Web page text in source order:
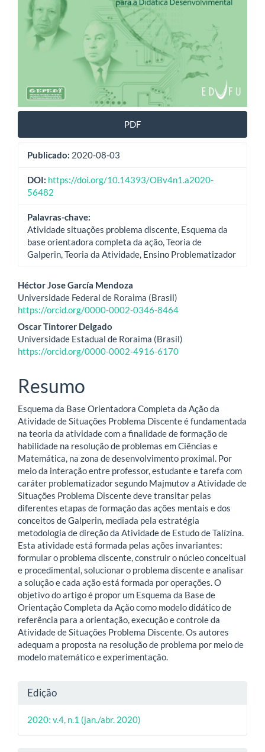
PDF
Publicado: 2020-08-03
DOI: https://doi.org/10.14393/OBv4n1.a2020-
56482
Palavras-chave:
Atividade situações problema discente, Esquema da
base orientadora completa da ação, Teoria de
Galperin, Teoria da Atividade, Ensino Problematizador
Conteúdo
do
artigo
principal
Héctor Jose García Mendoza
Universidade Federal de Roraima (Brasil)
https://orcid.org/0000-0002-0346-8464
Oscar Tintorer Delgado
Universidade Estadual de Roraima (Brasil)
https://orcid.org/0000-0002-4916-6170
Resumo
Esquema da Base Orientadora Completa da Ação da
Atividade de Situações Problema Discente é fundamentada
na teoria da atividade com a finalidade de formação de
habilidade na resolução de problemas em Ciências e
Matemática, na zona de desenvolvimento proximal. Por
meio da interação entre professor, estudante e tarefa com
caráter problematizador segundo Majmutov a Atividade de
Situações Problema Discente deve transitar pelas
diferentes etapas de formação das ações mentais e dos
conceitos de Galperin, mediada pela estratégia
metodologia de direção da Atividade de Estudo de Talízina.
Esta atividade está formada pelas ações invariantes:
formular o problema discente, construir o núcleo conceitual
e procedimental, solucionar o problema discente e analisar
a solução e cada ação está formada por operações. O
objetivo do artigo é propor um Esquema da Base de
Orientação Completa da Ação como modelo didático de
referência para a orientação, execução e controle da
Atividade de Situações Problema Discente. Os autores
adequam a proposta na resolução de problema por meio de
modelo matemático e experimentação.
Detalhes
do
artigo
Edição
2020: v.4, n.1 (jan./abr. 2020)